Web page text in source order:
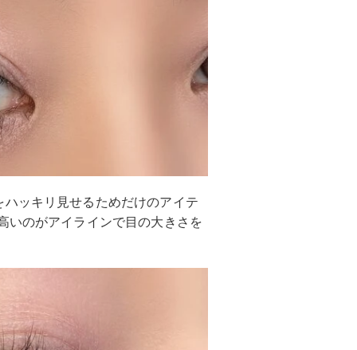
ッキリ見せるためだけのアイテ
いのがアイラインで目の大きさを